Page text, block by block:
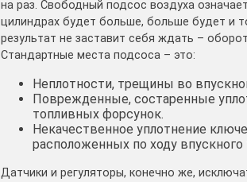
на раз. Свободный подсос воздуха
цилиндрах будет больше, больше будет и
результат не заставит себя ждать –
Стандартные места подсоса – это:
Неплотности, трещины во
Поврежденные, состаренные
топливных форсунок.
Некачественное уплотнение
расположенных по ходу впускного
Датчики и регуляторы, конечно же,